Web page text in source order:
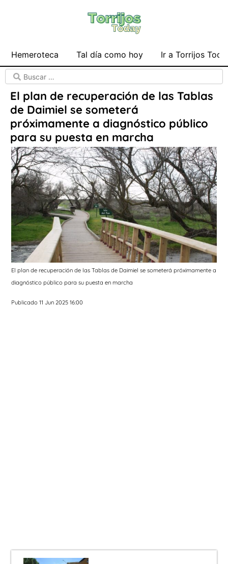
Hemeroteca Tal día como hoy Ir a Torrijos
El plan de recuperación de las Tablas
de Daimiel se someterá
próximamente a diagnóstico público
para su puesta en marcha
El plan de recuperación de las Tablas de Daimiel se someterá próximamente a
diagnóstico público para su puesta en marcha
Publicado 11 Jun 2025 16:00